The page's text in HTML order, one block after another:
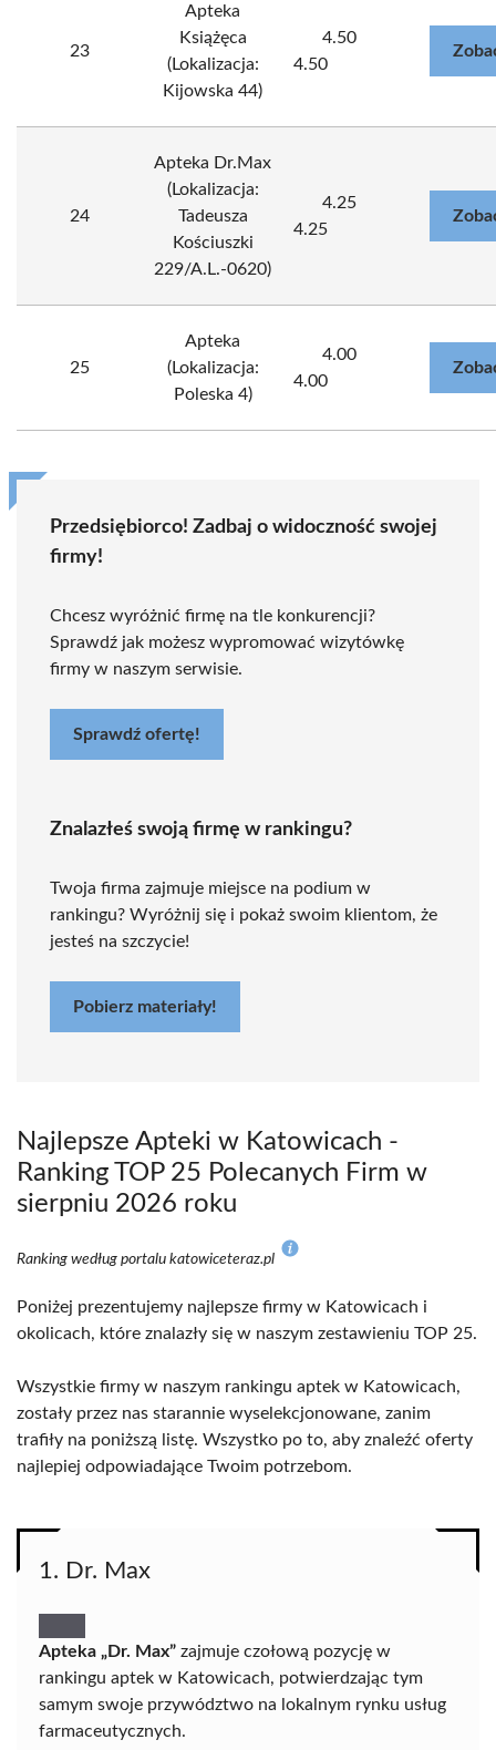
23
Apteka
Książęca
(Lokalizacja:
Kijowska 44)
4.50
4.50
24
Apteka Dr.Max
(Lokalizacja:
Tadeusza
Kościuszki
229/A.L.-0620)
4.25
4.25
25
Apteka
(Lokalizacja:
Poleska 4)
4.00
4.00
Przedsiębiorco! Zadbaj o widoczność swojej
firmy!
Chcesz wyróżnić firmę na tle konkurencji?
Sprawdź jak możesz wypromować wizytówkę
firmy w naszym serwisie.
Sprawdź ofertę!
Znalazłeś swoją firmę w rankingu?
Twoja firma zajmuje miejsce na podium w
rankingu? Wyróżnij się i pokaż swoim klientom, że
jesteś na szczycie!
Pobierz materiały!
Najlepsze Apteki w Katowicach -
Ranking TOP 25 Polecanych Firm w
sierpniu 2026 roku
Ranking według portalu katowiceteraz.pl
Poniżej prezentujemy najlepsze firmy w Katowicach i
okolicach, które znalazły się w naszym zestawieniu TOP 25.
Wszystkie firmy w naszym rankingu aptek w Katowicach,
zostały przez nas starannie wyselekcjonowane, zanim
trafiły na poniższą listę. Wszystko po to, aby znaleźć oferty
najlepiej odpowiadające Twoim potrzebom.
1. Dr. Max
Apteka „Dr. Max” zajmuje czołową pozycję w
rankingu aptek w Katowicach, potwierdzając tym
samym swoje przywództwo na lokalnym rynku usług
farmaceutycznych.